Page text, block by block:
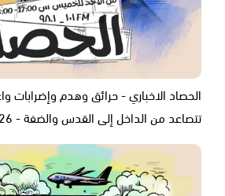
الحصاد الاخباري - حرائق وهدم وإضرابات
تتصاعد من الداخل إلى القدس والضفة - 02.08.2026